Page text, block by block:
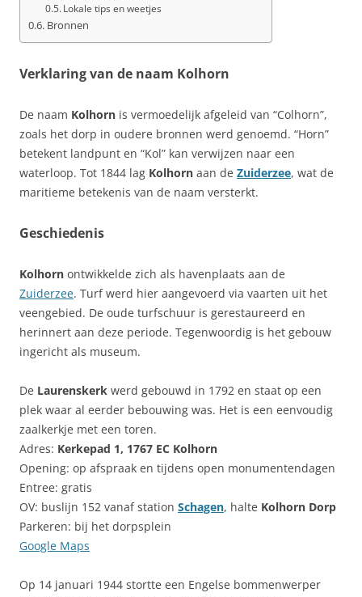
Lokale tips en weetjes
Bronnen
Verklaring van de naam Kolhorn
De naam Kolhorn is vermoedelijk afgeleid van “Colhorn”,
zoals het dorp in oudere bronnen werd genoemd. “Horn”
betekent landpunt en “Kol” kan verwijzen naar een
waterloop. Tot 1844 lag Kolhorn aan de Zuiderzee, wat de
maritieme betekenis van de naam versterkt.
Geschiedenis
Kolhorn ontwikkelde zich als havenplaats aan de
Zuiderzee. Turf werd hier aangevoerd via vaarten uit het
veengebied. De oude turfschuur is gerestaureerd en
herinnert aan deze periode. Tegenwoordig is het gebouw
ingericht als museum.
De Laurenskerk werd gebouwd in 1792 en staat op een
plek waar al eerder bebouwing was. Het is een eenvoudig
zaalkerkje met een toren.
Adres: Kerkepad 1, 1767 EC Kolhorn
Opening: op afspraak en tijdens open monumentendagen
Entree: gratis
OV: buslijn 152 vanaf station Schagen, halte Kolhorn Dorp
Parkeren: bij het dorpsplein
Google Maps
Op 14 januari 1944 stortte een Engelse bommenwerper